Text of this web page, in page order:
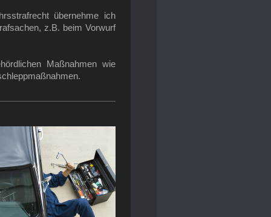
übernehme ich
z.B. beim Vorwurf
Maßnahmen wie